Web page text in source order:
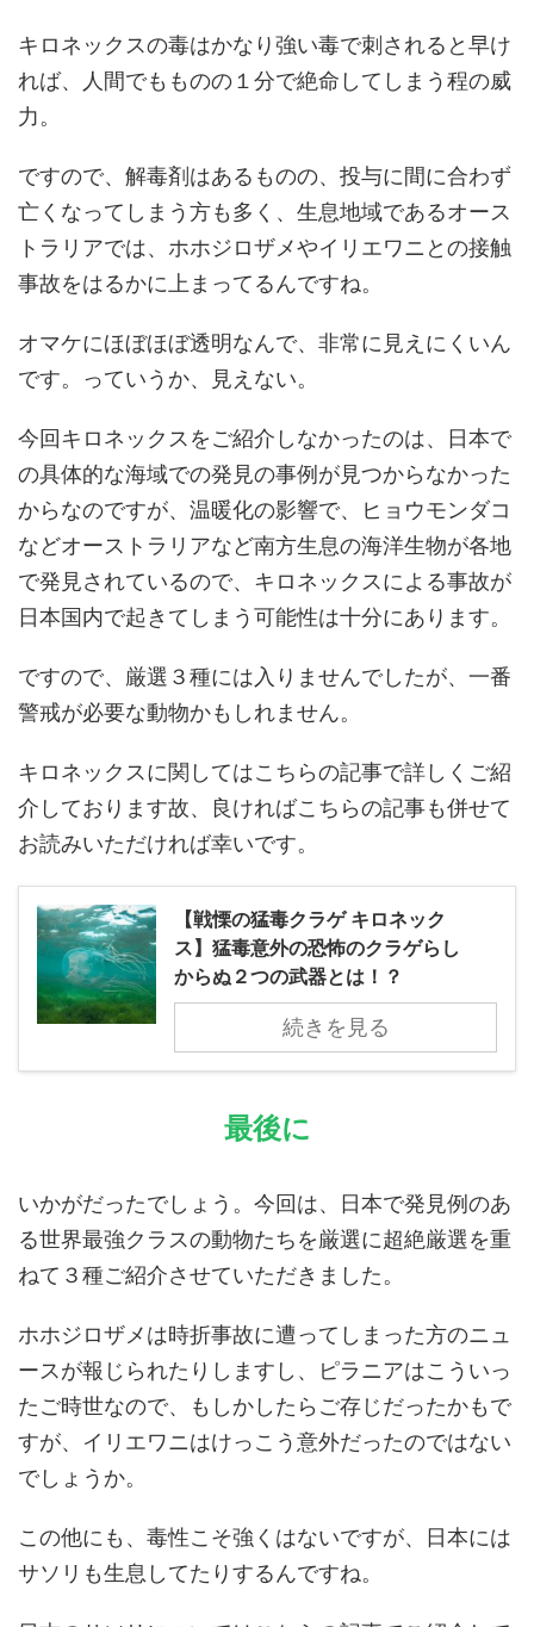
キロネックスの毒はかなり強い毒で刺されると早け
れば、人間でもものの１分で絶命してしまう程の威
力。
ですので、解毒剤はあるものの、投与に間に合わず
亡くなってしまう方も多く、生息地域であるオース
トラリアでは、ホホジロザメやイリエワニとの接触
事故をはるかに上まってるんですね。
オマケにほぼほぼ透明なんで、非常に見えにくいん
です。っていうか、見えない。
今回キロネックスをご紹介しなかったのは、日本で
の具体的な海域での発見の事例が見つからなかった
からなのですが、温暖化の影響で、ヒョウモンダコ
などオーストラリアなど南方生息の海洋生物が各地
で発見されているので、キロネックスによる事故が
日本国内で起きてしまう可能性は十分にあります。
ですので、厳選３種には入りませんでしたが、一番
警戒が必要な動物かもしれません。
キロネックスに関してはこちらの記事で詳しくご紹
介しております故、良ければこちらの記事も併せて
お読みいただければ幸いです。
【戦慄の猛毒クラゲ キロネック
ス】猛毒意外の恐怖のクラゲらし
からぬ２つの武器とは！？
続きを見る
最後に
いかがだったでしょう。今回は、日本で発見例のあ
る世界最強クラスの動物たちを厳選に超絶厳選を重
ねて３種ご紹介させていただきました。
ホホジロザメは時折事故に遭ってしまった方のニュ
ースが報じられたりしますし、ピラニアはこういっ
たご時世なので、もしかしたらご存じだったかもで
すが、イリエワニはけっこう意外だったのではない
でしょうか。
この他にも、毒性こそ強くはないですが、日本には
サソリも生息してたりするんですね。